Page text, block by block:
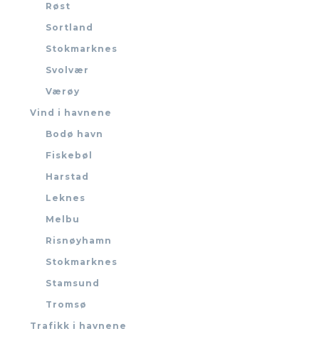
Røst
Sortland
Stokmarknes
Svolvær
Værøy
Vind i havnene
Bodø havn
Fiskebøl
Harstad
Leknes
Melbu
Risnøyhamn
Stokmarknes
Stamsund
Tromsø
Trafikk i havnene